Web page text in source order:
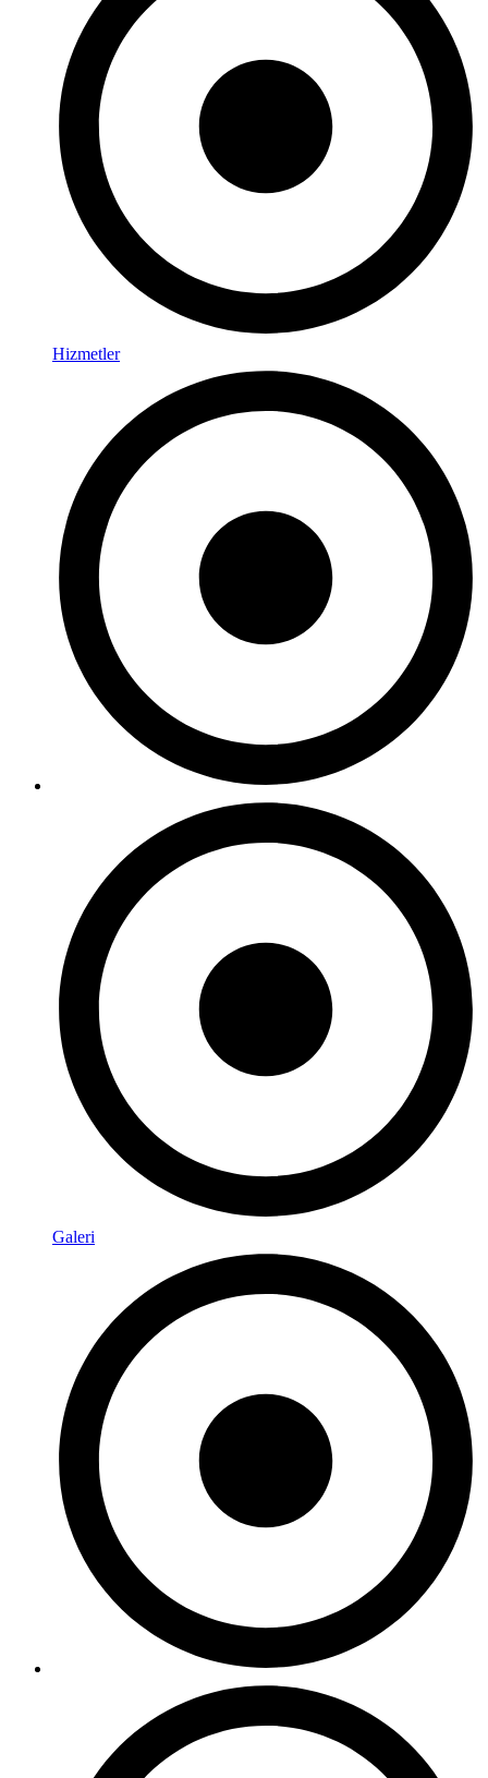
Hizmetler
Galeri